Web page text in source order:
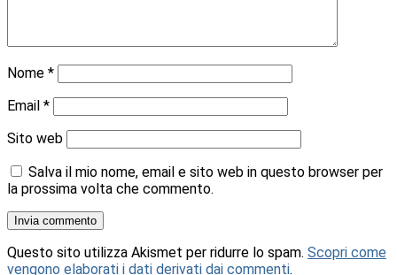
Nome *
Email *
Sito web
Salva il mio nome, email e sito web in questo browser per
la prossima volta che commento.
Questo sito utilizza Akismet per ridurre lo spam. Scopri come
vengono elaborati i dati derivati dai commenti.